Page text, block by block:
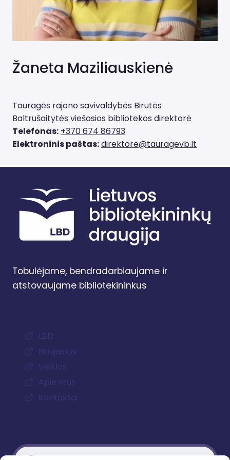
Žaneta Maziliauskienė
Tauragės rajono savivaldybės Birutės
Baltrušaitytės viešosios bibliotekos direktorė
Telefonas: +370 674 86793
Elektroninis paštas:direktore@tauragevb.lt
Tobulėjame, bendradarbiaujame ir
atstovaujame bibliotekininkus
LBD
Naujienos
Veiklos
Apie mus
Kontaktai